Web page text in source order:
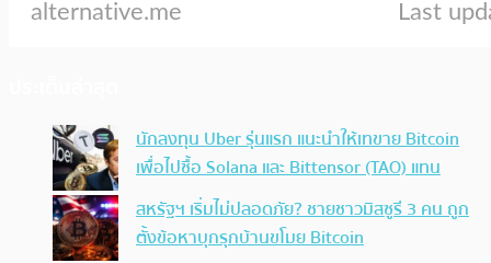
นักลงทุน Uber รุ่นแรก แนะนำให้เทขาย Bitcoin
เพื่อไปซื้อ Solana และ Bittensor (TAO) แทน
สหรัฐฯ เริ่มไม่ปลอดภัย? ชายชาวมิสซูรี 3 คน ถูก
ตั้งข้อหาบุกรุกบ้านขโมย Bitcoin